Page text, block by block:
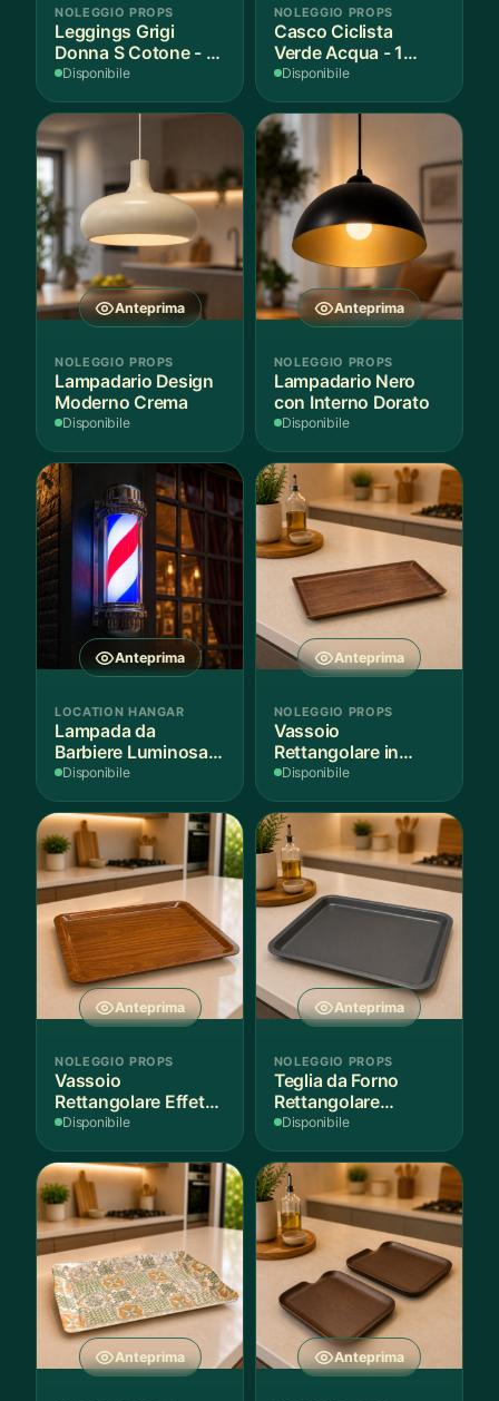
NOLEGGIO PROPS
Leggings Grigi
Donna S Cotone - 1
Paio
Disponibile
NOLEGGIO PROPS
Casco Ciclista
Verde Acqua - 1
Pezzo
Disponibile
Anteprima
NOLEGGIO PROPS
Lampadario Design
Moderno Crema
Disponibile
Anteprima
NOLEGGIO PROPS
Lampadario Nero
con Interno Dorato
Disponibile
Anteprima
LOCATION HANGAR
Lampada da
Barbiere Luminosa
Rotante
Disponibile
Anteprima
NOLEGGIO PROPS
Vassoio
Rettangolare in
Legno Scuro
Disponibile
Anteprima
NOLEGGIO PROPS
Vassoio
Rettangolare Effetto
Legno
Disponibile
Anteprima
NOLEGGIO PROPS
Teglia da Forno
Rettangolare
Antiaderente
Disponibile
Anteprima Anteprima